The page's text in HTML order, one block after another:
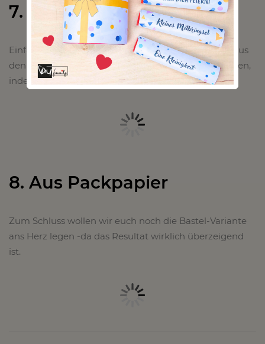
7. Das „Chic-Bracelet“
Einfach mit Hilfe einer Lederschnur aus den alten -aus
den Mode geratenen Armreifen- einen neuen flechten,
indem man sie vereint.
8. Aus Packpapier
Zum Schluss wollen wir euch noch die Bastel-Variante
ans Herz legen -da das Resultat wirklich überzeigend
ist.